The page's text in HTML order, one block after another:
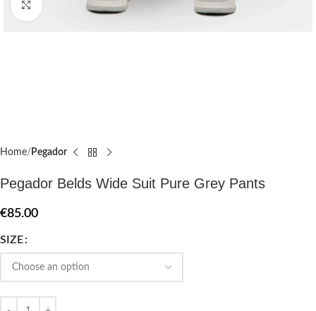
Click to enlarge
Home Pegador​
Pegador Belds Wide Suit Pure Grey Pants
€85.00
SIZE